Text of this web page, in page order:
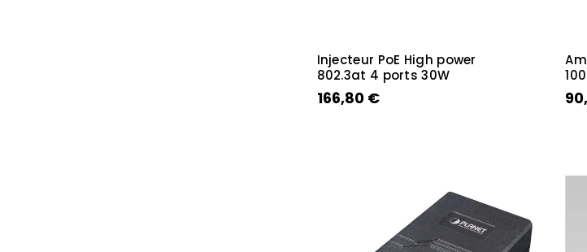
Injecteur PoE High power
802.3at 4 ports 30W
166,80 €